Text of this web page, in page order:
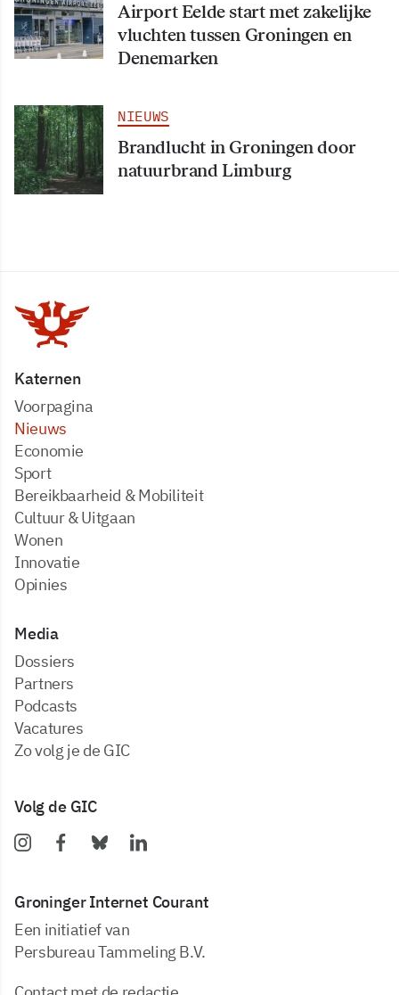
Airport Eelde start met zakelijke
vluchten tussen Groningen en
Denemarken
NIEUWS
Brandlucht in Groningen door
natuurbrand Limburg
Katernen
Voorpagina
Nieuws
Economie
Sport
Bereikbaarheid & Mobiliteit
Cultuur & Uitgaan
Wonen
Innovatie
Opinies
Media
dossiers
partners
podcasts
vacatures
zo volg je de GIC
Volg de GIC
Groninger Internet Courant
Een initiatief van
Persbureau Tammeling B.V.